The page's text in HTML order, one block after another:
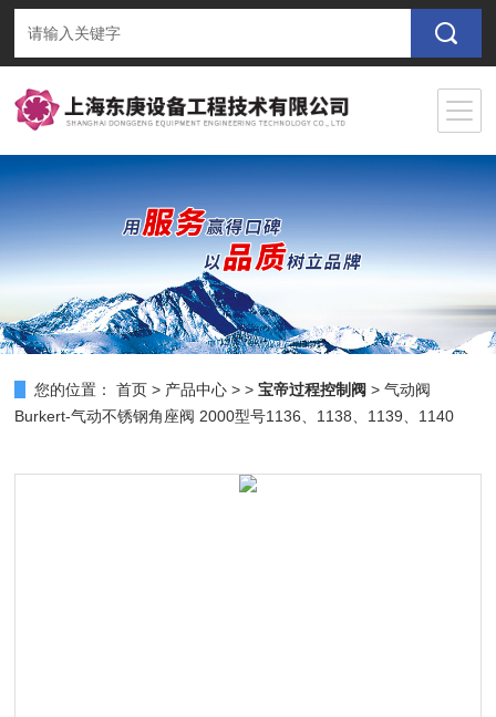
您的位置： 首页 > 产品中心 > >宝帝过程控制阀 > 气动阀
Burkert-气动不锈钢角座阀 2000型号1136、1138、1139、1140